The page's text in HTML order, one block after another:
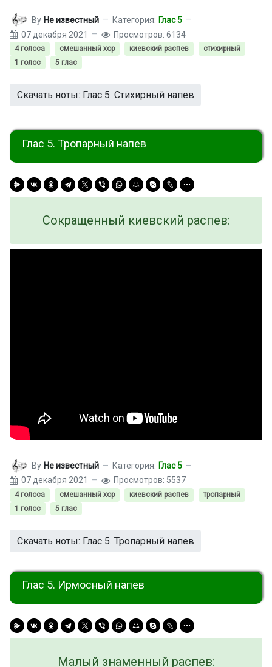
By Не известный Категория: Глас 5
07 декабря 2021
Просмотров: 6134
4 голоса смешанный хор киевский распев
стихирный
1 голос
5 глас
Скачать ноты: Глас 5. Стихирный напев
Глас 5. Тропарный напев
Сокращенный киевский распев:
By Не известный Категория: Глас 5
07 декабря 2021
Просмотров: 5537
4 голоса смешанный хор киевский распев
тропарный
1 голос
5 глас
Скачать ноты: Глас 5. Тропарный напев
Глас 5. Ирмосный напев
Малый знаменный распев: